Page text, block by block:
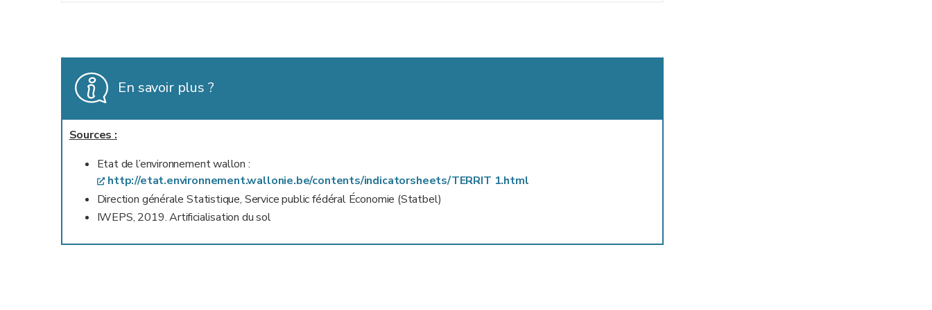
En savoir plus ?
Sources :
Etat de l’environnement wallon :
http://etat.environnement.wallonie.be/contents/indicatorsheets/TERRIT 1.html
Direction générale Statistique, Service public fédéral Économie (Statbel)
IWEPS, 2019. Artificialisation du sol